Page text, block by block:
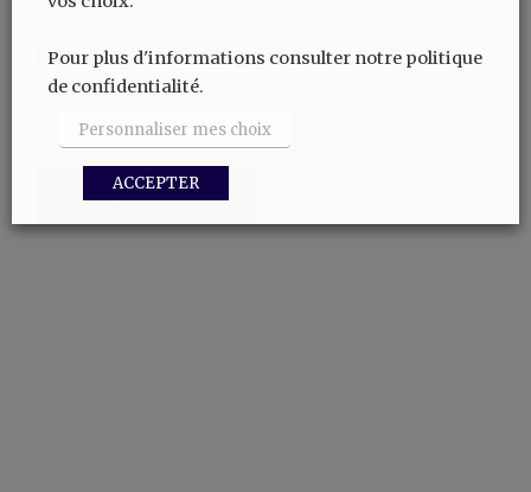
Fonction dans l'entreprise
Pour plus d'informations consulter notre politique
de confidentialité.
Personnaliser mes choix
ACCEPTER